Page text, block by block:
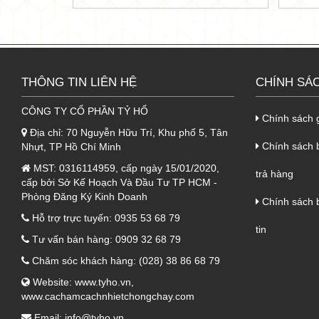
- Cuối cùng là lớp tôn bao bọc lớp
- Độ dày của lớp tôn bên dưới là
đem lại tính thẩm mỹ vô cùng hiệu quả.
2. Ưu điểm của Panel lò sấy
Nhờ lớp cấu tạo vô cùng đặc biệt,
- Khả năng cách nhiệt, chống cháy
lượng nhiệt lớn tác động thường xuyên.
- Khả năng cách âm, giảm tiếng ồn
- Đặc biệt là khả năng chống cháy
cháy của sản phẩm lên tới 3h.
THÔNG TIN LIÊN HỆ
CÔNG TY CỔ PHẦN TỶ HỔ
Địa chỉ: 70 Nguyễn Hữu Trí, Khu phố 5, Tân
Nhựt, TP Hồ Chí Minh
MST: 0316114959, cấp ngày 15/01/2020,
cấp bởi Sở Kế Hoạch Và Đầu Tư TP HCM -
Phòng Đăng Ký Kinh Doanh
Hỗ trợ trực tuyến: 0935 53 68 79
Tư vấn bán hàng: 0909 32 68 79
Chăm sóc khách hàng: (028) 38 86 68 79
Website: www.tyho.vn
www.cachamcachnhietchongchay.com
CHÍNH
Chính sách
Chính sách
trả hàng
Chính sách
tin